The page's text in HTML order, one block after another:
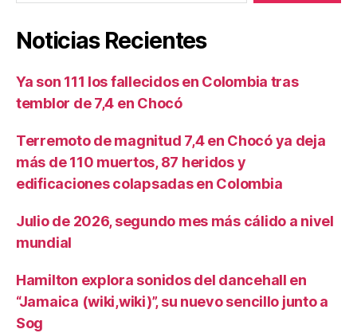
Noticias Recientes
Ya son 111 los fallecidos en Colombia tras
temblor de 7,4 en Chocó
Terremoto de magnitud 7,4 en Chocó ya deja
más de 110 muertos, 87 heridos y
edificaciones colapsadas en Colombia
Julio de 2026, segundo mes más cálido a nivel
mundial
Hamilton explora sonidos del dancehall en
“Jamaica (wiki,wiki)”, su nuevo sencillo junto a
Sog